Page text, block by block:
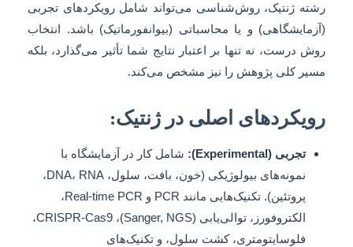
رشته ژنتیک، روش‌شناسی می‌تواند شامل رویکردهای تجربی
(آزمایشگاهی) و یا محاسباتی (بیوانفورماتیک) باشد. انتخاب
روش درست، نه تنها بر اعتبار نتایج شما تأثیر می‌گذارد، بلکه
مسیر کلی پژوهش را نیز مشخص می‌کند.
رویکردهای اصلی در ژنتیک:
تجربی (Experimental):
شامل کار در آزمایشگاه با
نمونه‌های بیولوژیکی (خون، بافت، سلول، DNA، RNA،
پروتئین). تکنیک‌هایی مانند PCR و Real-time PCR،
الکتروفورز، توالی‌یابی (Sanger, NGS)، CRISPR-Cas9،
فلوسایتومتری، کشت سلول، و تکنیک‌های